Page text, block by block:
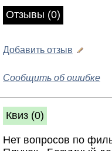
Отзывы (0)
Добавить отзыв
Сообщить об ошибке
Квиз (0)
Нет вопросов по